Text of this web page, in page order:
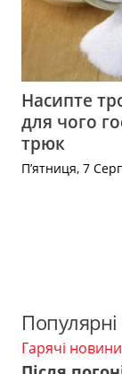
Насипте
для чого
трюк
П’ятниця, 7
Гарячі новини